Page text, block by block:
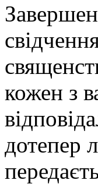
кожен з
дотепер